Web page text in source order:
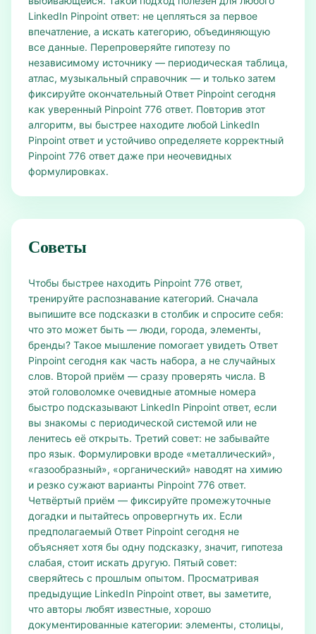
LinkedIn Pinpoint ответ: не цепляться за первое
впечатление, а искать категорию, объединяющую
все данные. Перепроверяйте гипотезу по
независимому источнику — периодическая таблица,
атлас, музыкальный справочник — и только затем
фиксируйте окончательный Ответ Pinpoint сегодня
как уверенный Pinpoint 776 ответ. Повторив этот
алгоритм, вы быстрее находите любой LinkedIn
Pinpoint ответ и устойчиво определяете корректный
Pinpoint 776 ответ даже при неочевидных
формулировках.
Советы
Чтобы быстрее находить Pinpoint 776 ответ,
тренируйте распознавание категорий. Сначала
выпишите все подсказки в столбик и спросите себя:
что это может быть — люди, города, элементы,
бренды? Такое мышление помогает увидеть Ответ
Pinpoint сегодня как часть набора, а не случайных
слов. Второй приём — сразу проверять числа. В
этой головоломке очевидные атомные номера
быстро подсказывают LinkedIn Pinpoint ответ, если
вы знакомы с периодической системой или не
ленитесь её открыть. Третий совет: не забывайте
про язык. Формулировки вроде «металлический»,
«газообразный», «органический» наводят на химию
и резко сужают варианты Pinpoint 776 ответ.
Четвёртый приём — фиксируйте промежуточные
догадки и пытайтесь опровергнуть их. Если
предполагаемый Ответ Pinpoint сегодня не
объясняет хотя бы одну подсказку, значит, гипотеза
слабая, стоит искать другую. Пятый совет:
сверяйтесь с прошлым опытом. Просматривая
предыдущие LinkedIn Pinpoint ответ, вы заметите,
что авторы любят известные, хорошо
документированные категории: элементы, столицы,